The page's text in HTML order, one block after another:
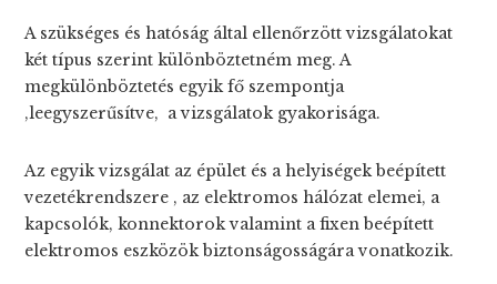
A szükséges és hatóság által ellenőrzött vizsgálatokat
két típus szerint különböztetném meg. A
megkülönböztetés egyik fő szempontja
,leegyszerűsítve, a vizsgálatok gyakorisága.
Az egyik vizsgálat az épület és a helyiségek beépített
vezetékrendszere , az elektromos hálózat elemei, a
kapcsolók, konnektorok valamint a fixen beépített
elektromos eszközök biztonságosságára vonatkozik.